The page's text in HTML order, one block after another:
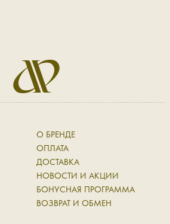
О БРЕНДЕ
ОПЛАТА
ДОСТАВКА
НОВОСТИ И АКЦИИ
БОНУСНАЯ ПРОГРАММА
ВОЗВРАТ И ОБМЕН